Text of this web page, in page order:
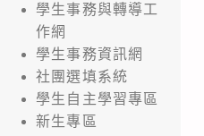
學生事務與轉導工
作網
學生事務資訊網
社團選填系統
學生自主學習專區
新生專區